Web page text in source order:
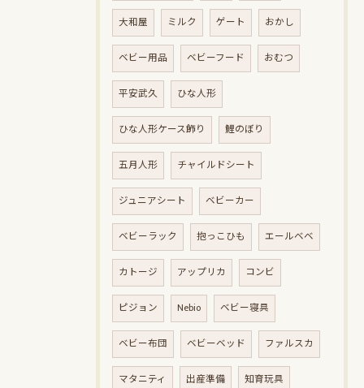
大和屋 ミルク ゲート おかし
ベビー用品 ベビーフード おむつ
平安武久 ひな人形
ひな人形ケース飾り 鯉のぼり
五月人形 チャイルドシート
ジュニアシート ベビーカー
ベビーラック 抱っこひも エールベベ
カトージ アップリカ コンビ
ピジョン Nebio ベビー寝具
ベビー布団 ベビーベッド ファルスカ
マタニティ 出産準備 知育玩具